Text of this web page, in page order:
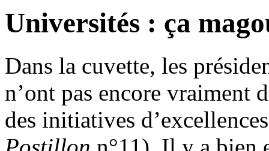
Universités : ça
Dans la cuvette, les
n’ont pas encore vraiment
des initiatives